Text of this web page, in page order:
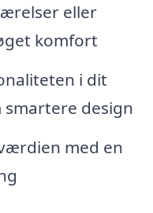
eller
komfort
i dit
design
med en